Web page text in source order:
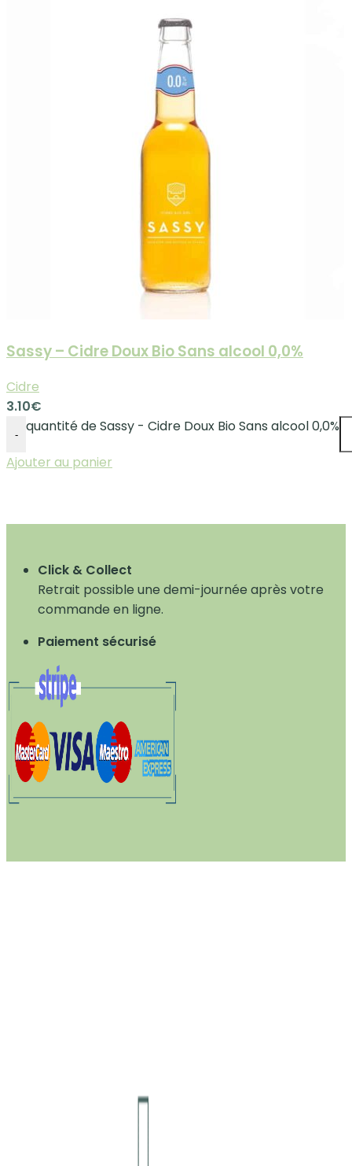
Sassy – Cidre Doux Bio Sans alcool 0,0%
Cidre
3.10€
-
quantité de Sassy - Cidre Doux Bio Sans alcool 0,0%
Ajouter au panier
Click & Collect
Retrait possible une demi-journée après votre
commande en ligne.
Paiement sécurisé